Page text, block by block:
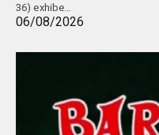
36) exhibe…
06/08/2026